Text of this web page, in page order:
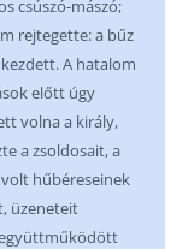
csúszó-mászó;
rejtegette: a bűz
A hatalom
előtt úgy
volna a király,
a zsoldosait, a
hűbéreseinek
üzeneteit